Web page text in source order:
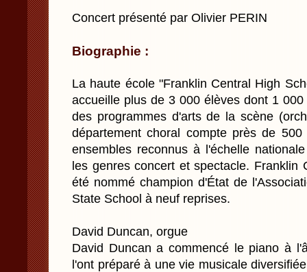
Concert présenté par Olivier PERIN
Biographie :
La haute école "Franklin Central High
accueille plus de 3 000 élèves dont 1
des programmes d'arts de la scène
département choral compte près de
ensembles reconnus à l'échelle
les genres concert et spectacle. Franklin
été nommé champion d'État de
State School à neuf reprises.
David Duncan, orgue
David Duncan a commencé le piano à
l'ont préparé à une vie musicale